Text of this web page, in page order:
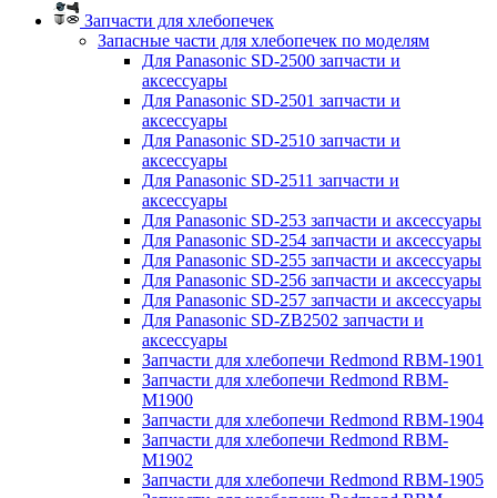
Запчасти для хлебопечек
Запасные части для хлебопечек по моделям
Для Panasonic SD-2500 запчасти и
аксессуары
Для Panasonic SD-2501 запчасти и
аксессуары
Для Panasonic SD-2510 запчасти и
аксессуары
Для Panasonic SD-2511 запчасти и
аксессуары
Для Panasonic SD-253 запчасти и аксессуары
Для Panasonic SD-254 запчасти и аксессуары
Для Panasonic SD-255 запчасти и аксессуары
Для Panasonic SD-256 запчасти и аксессуары
Для Panasonic SD-257 запчасти и аксессуары
Для Panasonic SD-ZB2502 запчасти и
аксессуары
Запчасти для хлебопечи Redmond RBM-1901
Запчасти для хлебопечи Redmond RBM-
M1900
Запчасти для хлебопечи Redmond RBM-1904
Запчасти для хлебопечи Redmond RBM-
M1902
Запчасти для хлебопечи Redmond RBM-1905